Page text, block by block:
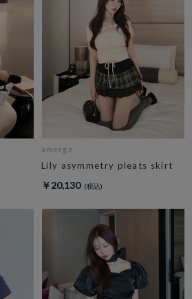
amerge.
Lily asymmetry pleats skirt
￥20,130